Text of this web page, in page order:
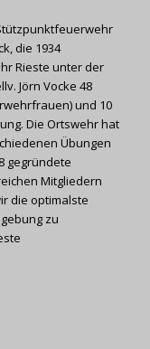
die 1934
Rieste unter der
Jörn Vocke 48
und 10
Die Ortswehr hat
Übungen
gegründete
Mitgliedern
die optimalste
zu